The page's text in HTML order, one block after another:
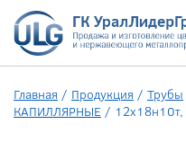
Главная / Продукция / Трубы
КАПИЛЛЯРНЫЕ /